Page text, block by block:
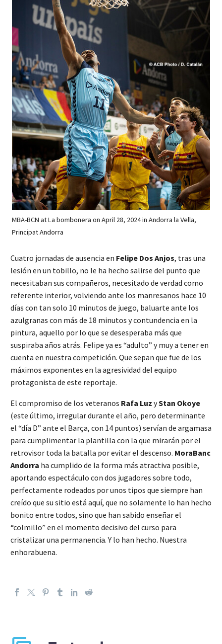
MBA-BCN at La bombonera on April 28, 2024 in Andorra la Vella,
Principat Andorra
Cuatro jornadas de ausencia en Felipe Dos Anjos, tras una
lesión en un tobillo, no le ha hecho salirse del punto que
necesitaban sus compañeros, necesitado de verdad como
referente interior, volviendo ante los manresanos hace 10
días con tan solo 10 minutos de juego, baluarte ante los
azulgranas con más de 18 minutos y contundencia en la
pintura, aquello por lo que se desesperaba más que
suspiraba años atrás. Felipe ya es “adulto” y muy a tener en
cuenta en nuestra competición. Que sepan que fue de los
máximos exponentes en la agresividad del equipo
protagonista de este reportaje.
El compromiso de los veteranos Rafa Luz yStan Okoye
(este último, irregular durante el año, pero determinante
el “día D” ante el Barça, con 14 puntos) servían de argamasa
para cumplimentar la plantilla con la que mirarán por el
retrovisor toda la batalla por evitar el descenso. MoraBanc
Andorra ha cumplido de la forma más atractiva posible,
aportando espectáculo con dos jugadores sobre todo,
perfectamente rodeados por unos tipos que siempre han
creído que su sitio está aquí, que no solamente lo han hecho
bonito entre todos, sino que han sabido enseñar el
“colmillo” en el momento decisivo del curso para
cristalizar una permanencia. Y lo han hecho. Nuestra
enhorabuena.